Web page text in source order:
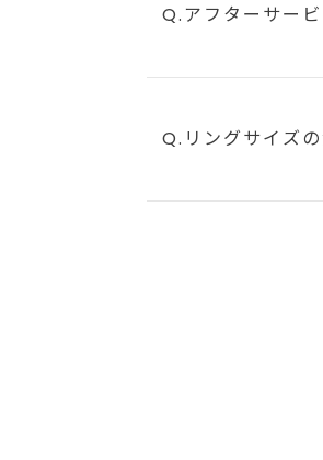
Q.アフターサー
Q.リングサイズ